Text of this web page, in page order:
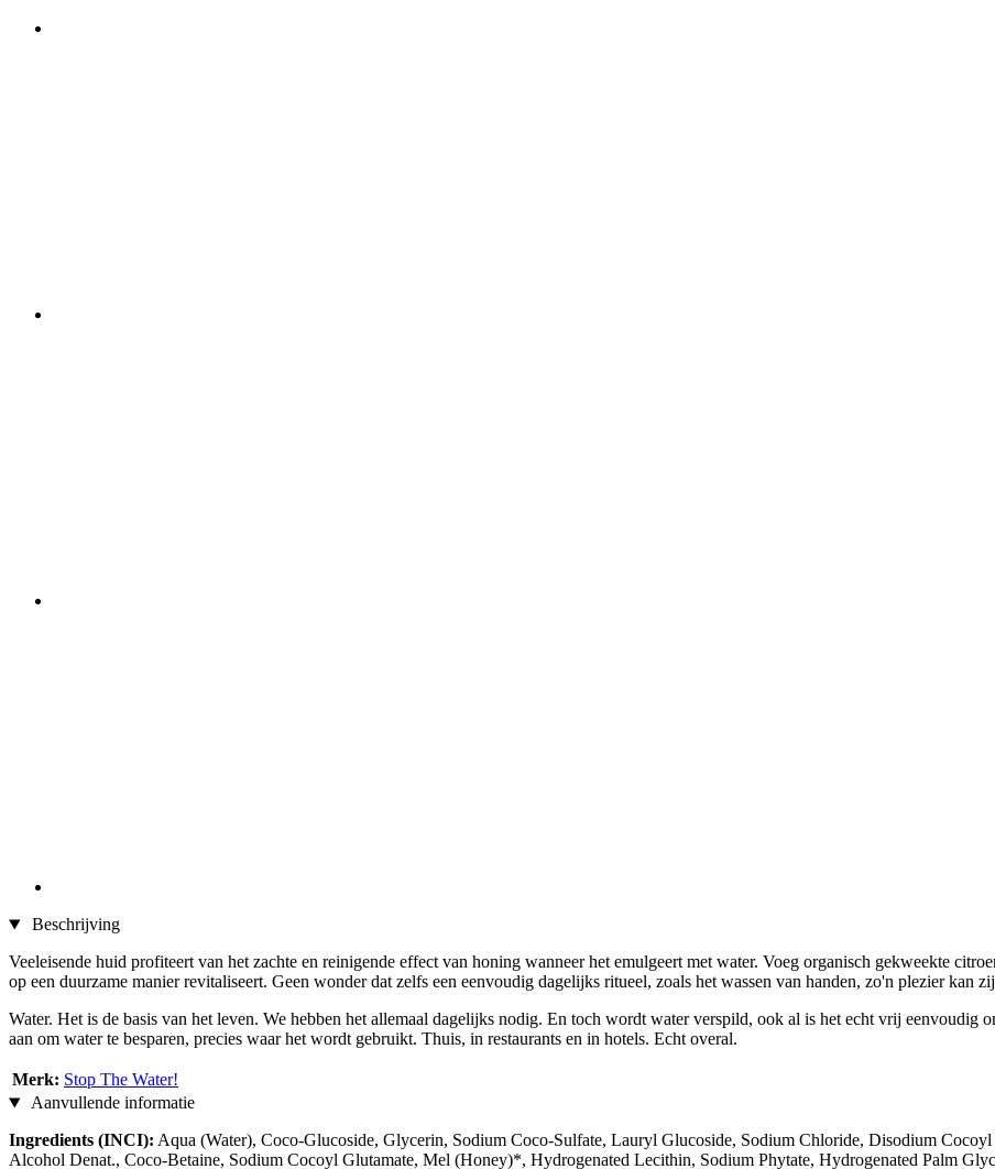
Beschrijving
Veeleisende huid profiteert van het zachte en reinigende effect van honing wanneer het emulgeert met water. Voeg organisch gekweekte
op een duurzame manier revitaliseert. Geen wonder dat zelfs een eenvoudig dagelijks ritueel, zoals het wassen van handen, zo'n plezier kan
Water. Het is de basis van het leven. We hebben het allemaal dagelijks nodig. En toch wordt water verspild, ook al is het echt vrij eenvoudig
aan om water te besparen, precies waar het wordt gebruikt. Thuis, in restaurants en in hotels. Echt overal.
Merk: Stop The Water!
Aanvullende informatie
Ingredients (INCI): Aqua (Water), Coco-Glucoside, Glycerin, Sodium Coco-Sulfate, Lauryl Glucoside, Sodium Chloride, Disodium
Alcohol Denat., Coco-Betaine, Sodium Cocoyl Glutamate, Mel (Honey)*, Hydrogenated Lecithin, Sodium Phytate, Hydrogenated Palm